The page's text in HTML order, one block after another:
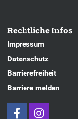
Rechtliche Infos
Impressum
Datenschutz
Barrierefreiheit
Barriere melden